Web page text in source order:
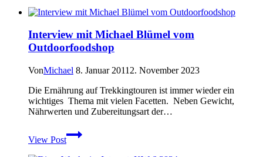
Interview mit Michael Blümel vom
Outdoorfoodshop
VonMichael 8. Januar 2011 2. November 2023
Die Ernährung auf Trekkingtouren ist immer wieder ein
wichtiges Thema mit vielen Facetten. Neben Gewicht,
Nährwerten und Zubereitungsart der…
View Post
Interview
mit